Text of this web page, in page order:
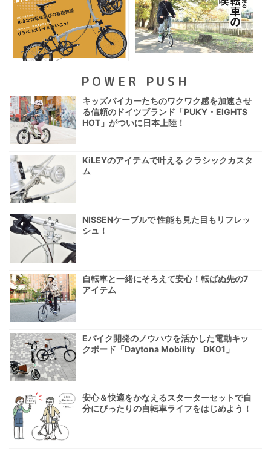
POWER PUSH
キッズバイカーたちのワクワク感を加速させ
る信頼のドイツブランド「PUKY・EIGHTS
HOT」がついに日本上陸！
KiLEYのアイテムで叶える クラシックカスタ
ム
NISSENケーブルで 性能も見た目もリフレッ
シュ！
自転車と一緒にそろえて安心！転ばぬ先の7
アイテム
Eバイク開発のノウハウを活かした電動キッ
クボード「Daytona Mobility DK01」
安心＆快適をかなえるスターターセットで自
分にぴったりの自転車ライフをはじめよう！